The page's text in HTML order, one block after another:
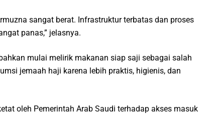
sangat berat. Infrastruktur terbatas dan proses
panas,” jelasnya.
mulai melirik makanan siap saji sebagai salah
jemaah haji karena lebih praktis, higienis, dan
oleh Pemerintah Arab Saudi terhadap akses masuk